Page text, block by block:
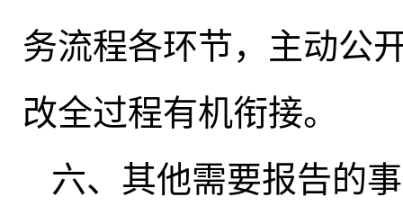
务流程各环节， 主动公
改全过程有机衔接。
六、其他需要报告的